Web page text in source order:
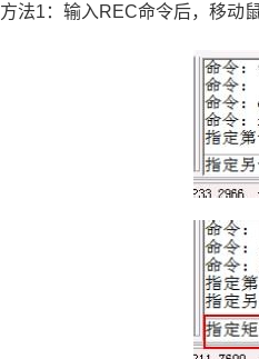
方法1 ：输入 REC命令后，移动